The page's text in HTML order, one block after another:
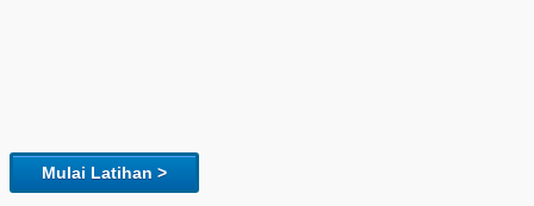
Mulai Latihan >